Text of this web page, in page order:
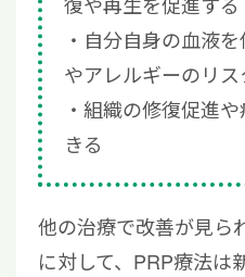
自分自身の血液
やアレルギーのリ
組織の修復促進
きる
他の治療で改善が見ら
に対して、PRP療法は